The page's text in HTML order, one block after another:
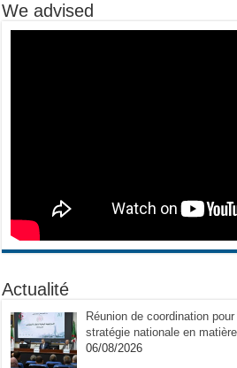
We advised
Actualité
Réunion de coordination
stratégie nationale en
06/08/2026